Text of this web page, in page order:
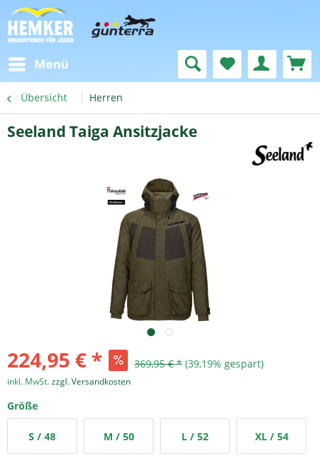
Menü
Übersicht Herren
Seeland Taiga Ansitzjacke
224,95 € * 369,95 € * (39,19% gespart)
inkl. MwSt.zzgl. Versandkosten
Größe
S / 48 M / 50 L / 52 XL / 54